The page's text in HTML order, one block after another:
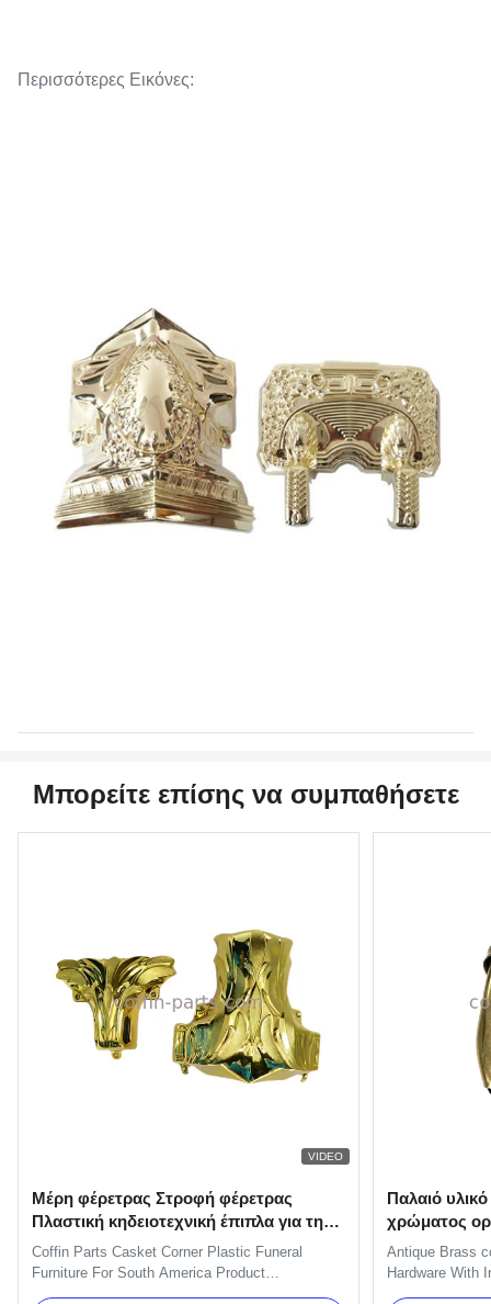
Περισσότερες Εικόνες:
Μπορείτε επίσης να συμπαθήσετε
VIDEO
Μέρη φέρετρας Στροφή φέρετρας
Πλαστική κηδειοτεχνική έπιπλα για τη
Νότια Αμερική
Coffin Parts Casket Corner Plastic Funeral
Furniture For South America Product
Παλαιό
χρώματος
Antique Brass
Hardware With